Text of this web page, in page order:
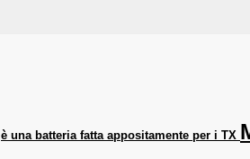
è una batteria fatta appositamente per i TX